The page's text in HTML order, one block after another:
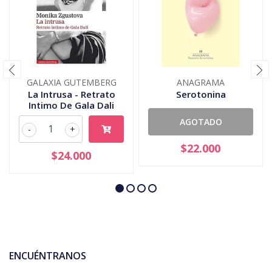
GALAXIA GUTEMBERG
La Intrusa - Retrato
Intimo De Gala Dali
+
-
$24.000
ANAGRAMA
Serotonina
AGOTADO
$22.000
ENCUÉNTRANOS